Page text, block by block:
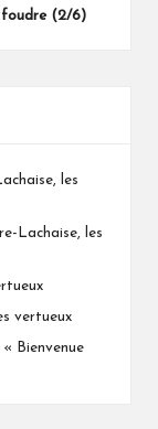
foudre (2/6)
les
Lachaise, les
vertueux
Bienvenue